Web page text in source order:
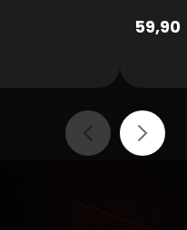
59,90